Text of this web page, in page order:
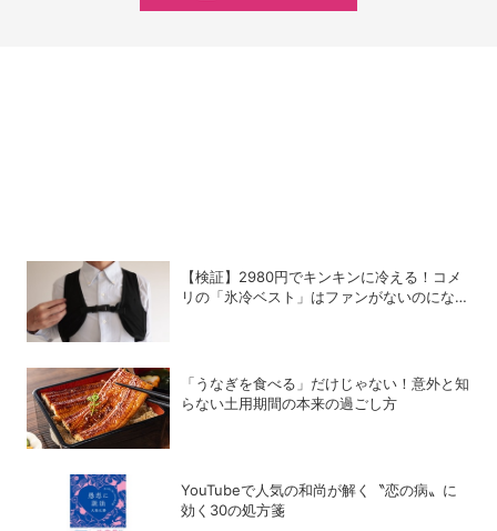
【検証】2980円でキンキンに冷える！コメ
リの「氷冷ベスト」はファンがないのになぜ
「うなぎを食べる」だけじゃない！意外と知
らない土用期間の本来の過ごし方
YouTubeで人気の和尚が解く〝恋の病〟に
効く30の処方箋